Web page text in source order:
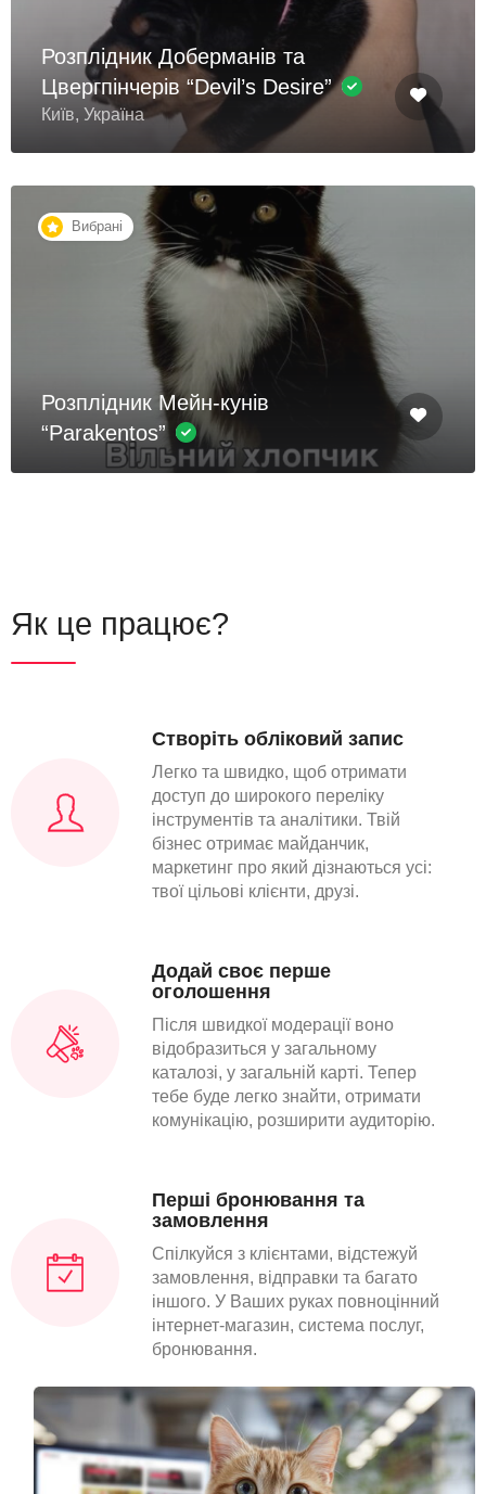
Розплідник Доберманів та
Цвергпінчерів “Devil’s Desire”
Київ, Україна
Вибрані
Розплідник Мейн-кунів
“Parakentos”
Як це працює?
Створіть обліковий запис
Легко та швидко, щоб отримати
доступ до широкого переліку
інструментів та аналітики. Твій
бізнес отримає майданчик,
маркетинг про який дізнаються усі:
твої цільові клієнти, друзі.
Додай своє перше
оголошення
Після швидкої модерації воно
відобразиться у загальному
каталозі, у загальній карті. Тепер
тебе буде легко знайти, отримати
комунікацію, розширити аудиторію.
Перші бронювання та
замовлення
Спілкуйся з клієнтами, відстежуй
замовлення, відправки та багато
іншого. У Ваших руках повноцінний
інтернет-магазин, система послуг,
бронювання.